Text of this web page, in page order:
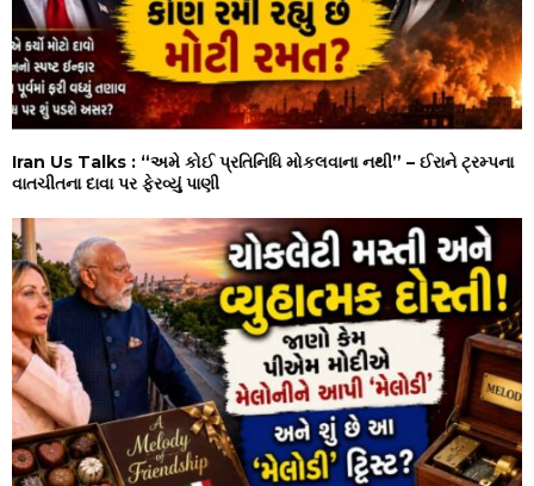
Iran Us Talks : “અમે કોઈ પ્રતિનિધિ મોકલવાના નથી” – ઈરાને ટ્રમ્પના
વાતચીતના દાવા પર ફેરવ્યું પાણી